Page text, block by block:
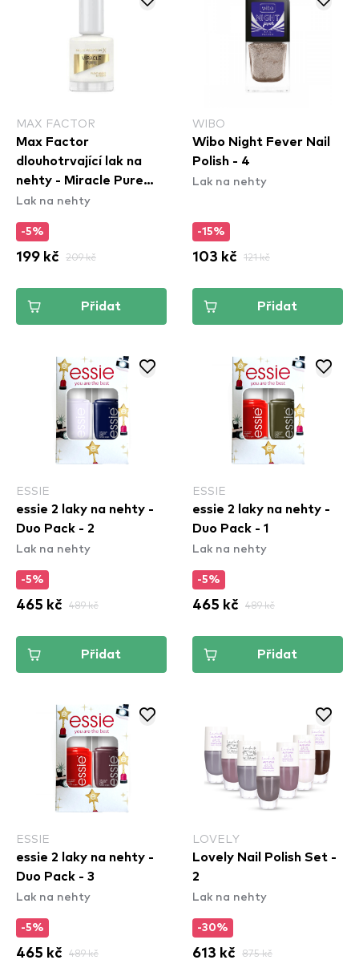
MAX FACTOR
Max Factor
dlouhotrvající lak na
nehty - Miracle Pure
Nail Colour - 155
Lak na nehty
-5%
199 kč 209 kč
Přidat
WIBO
Wibo Night Fever Nail
Polish - 4
Lak na nehty
-15%
103 kč 121 kč
Přidat
ESSIE
essie 2 laky na nehty -
Duo Pack - 2
Lak na nehty
-5%
465 kč 489 kč
Přidat
ESSIE
essie 2 laky na nehty -
Duo Pack - 1
Lak na nehty
-5%
465 kč 489 kč
Přidat
ESSIE
essie 2 laky na nehty -
Duo Pack - 3
Lak na nehty
-5%
465 kč 489 kč
LOVELY
Lovely Nail Polish Set -
2
Lak na nehty
-30%
613 kč 875 kč